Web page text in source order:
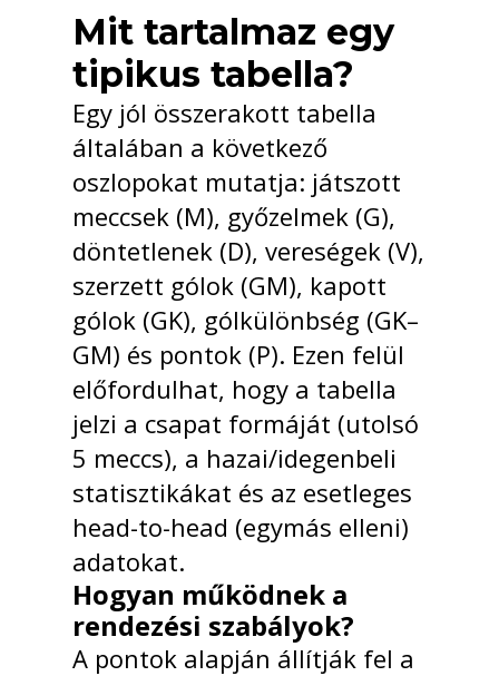
Mit tartalmaz egy
tipikus tabella?
Egy jól összerakott tabella
általában a következő
oszlopokat mutatja: játszott
meccsek (M), győzelmek (G),
döntetlenek (D), vereségek (V),
szerzett gólok (GM), kapott
gólok (GK), gólkülönbség (GK–
GM) és pontok (P). Ezen felül
előfordulhat, hogy a tabella
jelzi a csapat formáját (utolsó
5 meccs), a hazai/idegenbeli
statisztikákat és az esetleges
head-to-head (egymás elleni)
adatokat.
Hogyan működnek a
rendezési szabályok?
A pontok alapján állítják fel a